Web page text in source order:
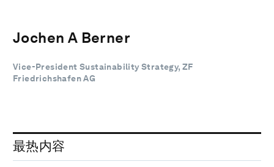
Jochen A Berner
Vice-President Sustainability Strategy, ZF
Friedrichshafen AG
最热内容